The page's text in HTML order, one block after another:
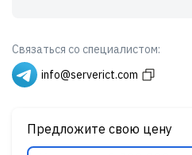
Связаться со специалистом:
info@serverict.com
Предложите свою цену